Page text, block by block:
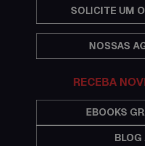
Eventos
Histórias de
Hospedagem
Imigração Austrália
SOLICITE UM
NOSSAS
RECEBA
EBOOKS
BLOG